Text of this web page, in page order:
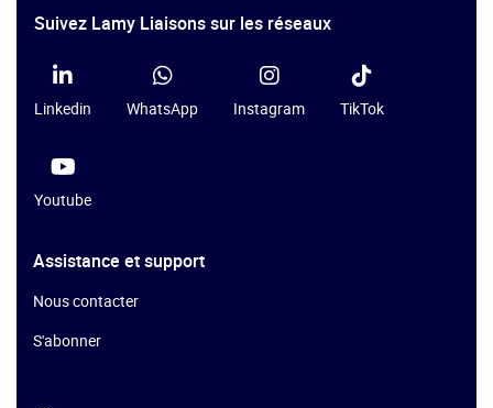
Suivez Lamy Liaisons sur les réseaux
Linkedin WhatsApp Instagram TikTok
Youtube
Assistance et support
Nous contacter
S'abonner